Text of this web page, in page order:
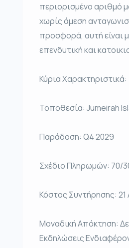
περιορισμένο αριθμό
χωρίς άμεση
προσφορά, αυτή είναι
επενδυτική και
Κύρια Χαρακτηριστικά:
Τοποθεσία: Jumeirah
Παράδοση: Q4 2029
Σχέδιο Πληρωμών: 70/
Κόστος Συντήρησης: 21
Μοναδική Απόκτηση:
Εκδηλώσεις